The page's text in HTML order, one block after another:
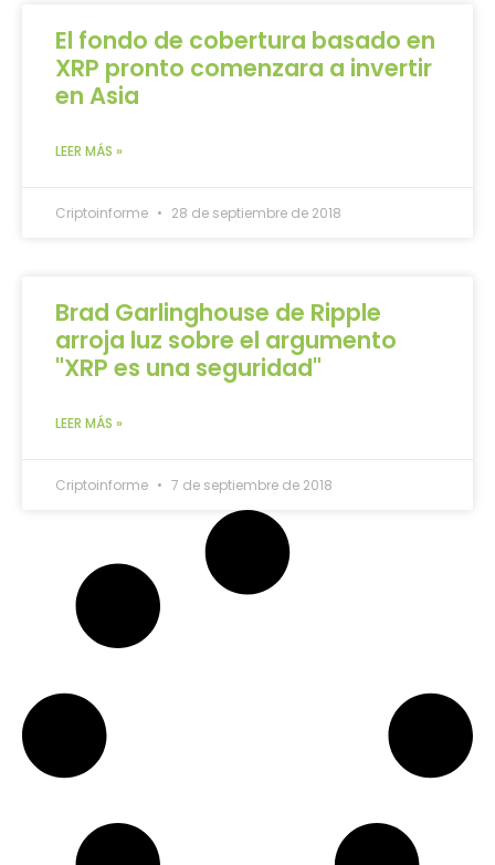
El fondo de cobertura basado en
XRP pronto comenzara a invertir
en Asia
LEER MÁS »
Criptoinforme 28 de septiembre de 2018
Brad Garlinghouse de Ripple
arroja luz sobre el argumento
"XRP es una seguridad"
LEER MÁS »
Criptoinforme 7 de septiembre de 2018